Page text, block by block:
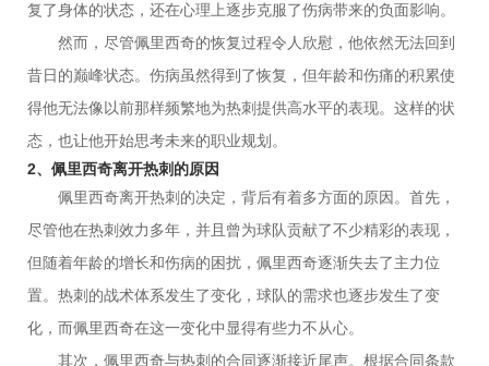
复了身体的状态，还在心理上逐步克服了伤病带来的负面影响。
然而，尽管佩里西奇的恢复过程令人欣慰，他依然无法回到
昔日的巅峰状态。伤病虽然得到了恢复，但年龄和伤痛的积累使
得他无法像以前那样频繁地为热刺提供高水平的表现。这样的状
态，也让他开始思考未来的职业规划。
2、佩里西奇离开热刺的原因
佩里西奇离开热刺的决定，背后有着多方面的原因。首先，
尽管他在热刺效力多年，并且曾为球队贡献了不少精彩的表现，
但随着年龄的增长和伤病的困扰，佩里西奇逐渐失去了主力位
置。热刺的战术体系发生了变化，球队的需求也逐步发生了变
化，而佩里西奇在这一变化中显得有些力不从心。
其次，佩里西奇与热刺的合同逐渐接近尾声。根据合同条款